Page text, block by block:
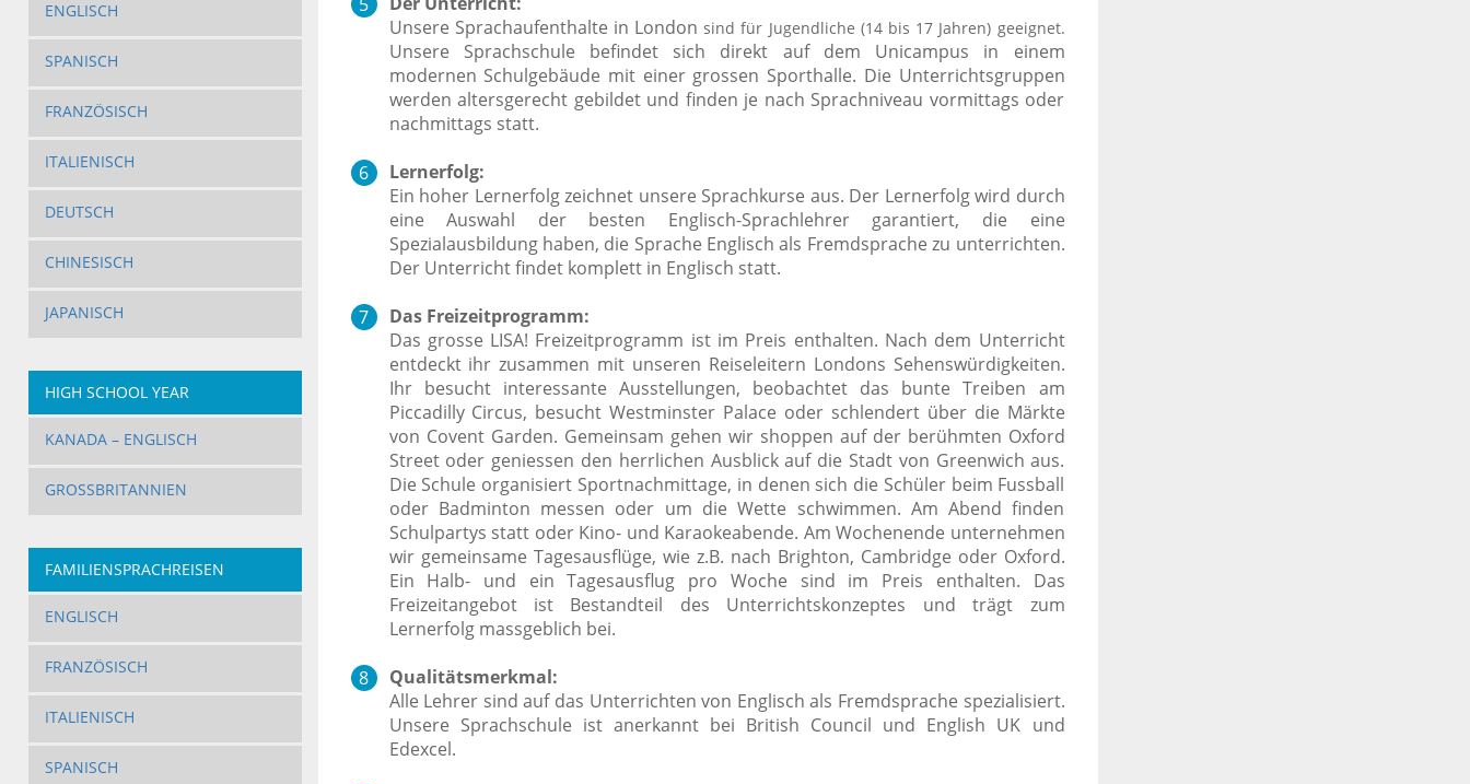
ENGLISCH
SPANISCH
FRANZÖSISCH
ITALIENISCH
DEUTSCH
CHINESISCH
JAPANISCH
HIGH SCHOOL YEAR
KANADA – ENGLISCH
GROSSBRITANNIEN
FAMILIENSPRACHREISEN
ENGLISCH
FRANZÖSISCH
ITALIENISCH
SPANISCH
Unsere Sprachaufenthalte in Londonsind für Jugendliche (14 bis 17 Jahren) geeignet.
Unsere Sprachschule befindet sich direkt auf dem Unicampus in einem
modernen Schulgebäude mit einer grossen Sporthalle. Die Unterrichtsgruppen
werden altersgerecht gebildet und finden je nach Sprachniveau vormittags oder
nachmittags statt.
Lernerfolg:
Ein hoher Lernerfolg zeichnet unsere Sprachkurse aus. Der Lernerfolg wird durch
eine Auswahl der besten Englisch-Sprachlehrer garantiert, die eine
Spezialausbildung haben, die Sprache Englisch als Fremdsprache zu unterrichten.
Der Unterricht findet komplett in Englisch statt.
Das Freizeitprogramm:
Das grosse LISA! Freizeitprogramm ist im Preis enthalten. Nach dem Unterricht
entdeckt ihr zusammen mit unseren Reiseleitern Londons Sehenswürdigkeiten.
Ihr besucht interessante Ausstellungen, beobachtet das bunte Treiben am
Piccadilly Circus, besucht Westminster Palace oder schlendert über die Märkte
von Covent Garden. Gemeinsam gehen wir shoppen auf der berühmten Oxford
Street oder geniessen den herrlichen Ausblick auf die Stadt von Greenwich aus.
Die Schule organisiert Sportnachmittage, in denen sich die Schüler beim Fussball
oder Badminton messen oder um die Wette schwimmen. Am Abend finden
Schulpartys statt oder Kino- und Karaokeabende. Am Wochenende unternehmen
wir gemeinsame Tagesausflüge, wie z.B. nach Brighton, Cambridge oder Oxford.
Ein Halb- und ein Tagesausflug pro Woche sind im Preis enthalten. Das
Freizeitangebot ist Bestandteil des Unterrichtskonzeptes und trägt zum
Lernerfolg massgeblich bei.
Qualitätsmerkmal:
Alle Lehrer sind auf das Unterrichten von Englisch als Fremdsprache spezialisiert.
Unsere Sprachschule ist anerkannt bei British Council und English UK und
Edexcel.